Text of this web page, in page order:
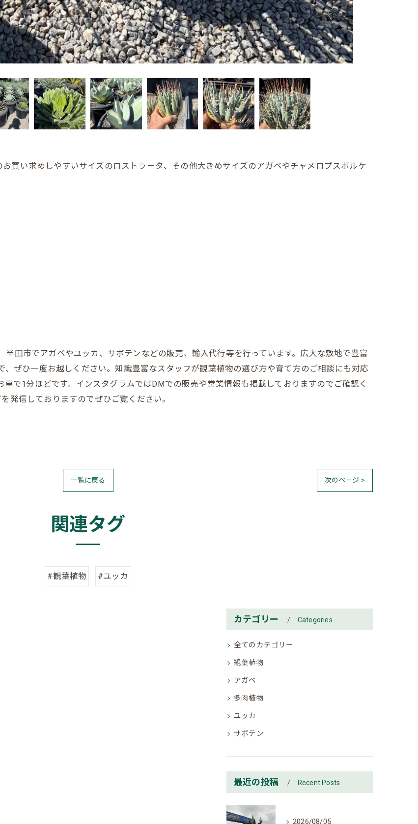
買い求めしやすいサイズのロストラータ、その他大きめサイズのアガベやチャメロプスボルケ
半田市でアガベやユッカ、サボテンなどの販売、輸入代行等を行っています。広大な敷地で豊富
ぜひ一度お越しください。知識豊富なスタッフが観葉植物の選び方や育て方のご相談にも対応
で1分ほどです。インスタグラムではDMでの販売や営業情報も掲載しておりますのでご確認く
発信しておりますのでぜひご覧ください。
一覧に戻る 次のページ >
関連タグ
#観葉植物 #ユッカ
カテゴリー Categories
全てのカテゴリー
観葉植物
アガベ
多肉植物
ユッカ
サボテン
最近の投稿 Recent Posts
2026/08/05